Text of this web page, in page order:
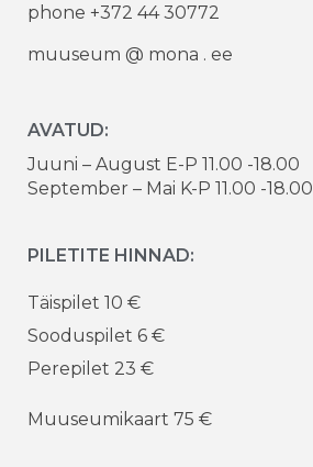
phone +372 44 30772
muuseum @ mona . ee
AVATUD:
Juuni – August E-P 11.00 -18.00
September – Mai K-P 11.00 -18.00
PILETITE HINNAD:
Täispilet 10 €
Sooduspilet 6 €
Perepilet 23 €
Muuseumikaart 75 €